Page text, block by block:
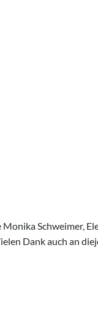
Schweimer,
Dank auch an